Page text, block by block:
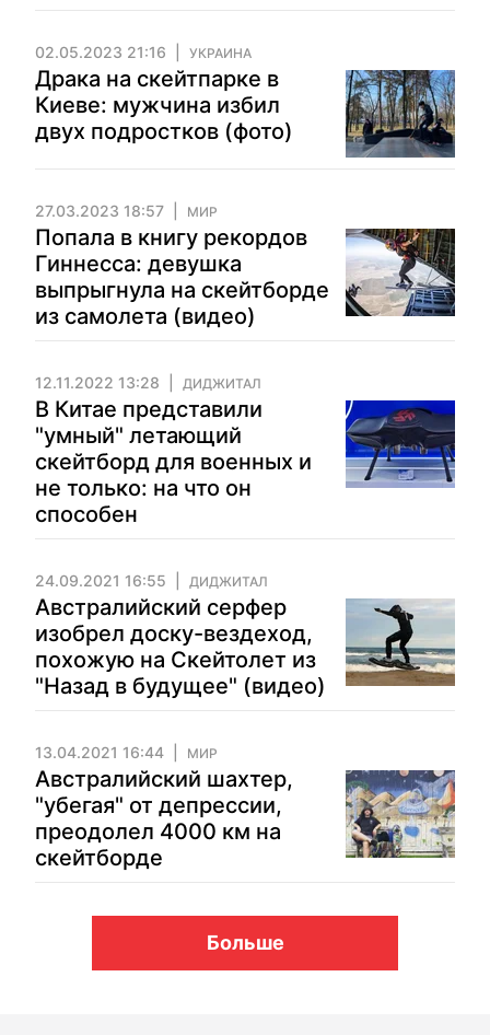
02.05.2023 21:16 УКРАИНА
Драка на скейтпарке в
Киеве: мужчина избил
двух подростков (фото)
27.03.2023 18:57 МИР
Попала в книгу рекордов
Гиннесса: девушка
выпрыгнула на скейтборде
из самолета (видео)
12.11.2022 13:28 ДИДЖИТАЛ
В Китае представили
"умный" летающий
скейтборд для военных и
не только: на что он
способен
24.09.2021 16:55 ДИДЖИТАЛ
Австралийский серфер
изобрел доску-вездеход,
похожую на Скейтолет из
"Назад в будущее" (видео)
13.04.2021 16:44 МИР
Австралийский шахтер,
"убегая" от депрессии,
преодолел 4000 км на
скейтборде
Больше